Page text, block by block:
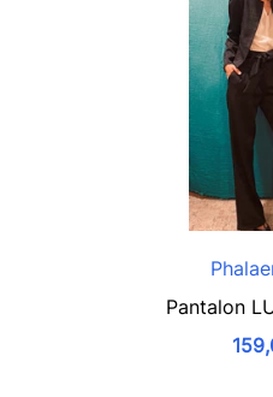
Pantalon